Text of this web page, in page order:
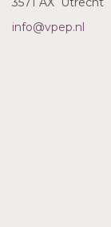
info@vpep.nl